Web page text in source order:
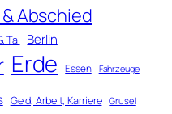
Abschied
Tal Berlin
Erde Essen Fahrzeuge
Geld, Arbeit, Karriere Grusel